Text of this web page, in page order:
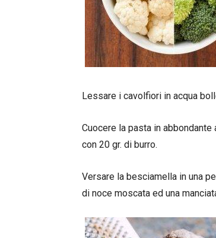
Lessare i cavolfiori in acqua
Cuocere la pasta in
con 20 gr. di burro.
Versare la besciamella in una
di noce moscata ed una